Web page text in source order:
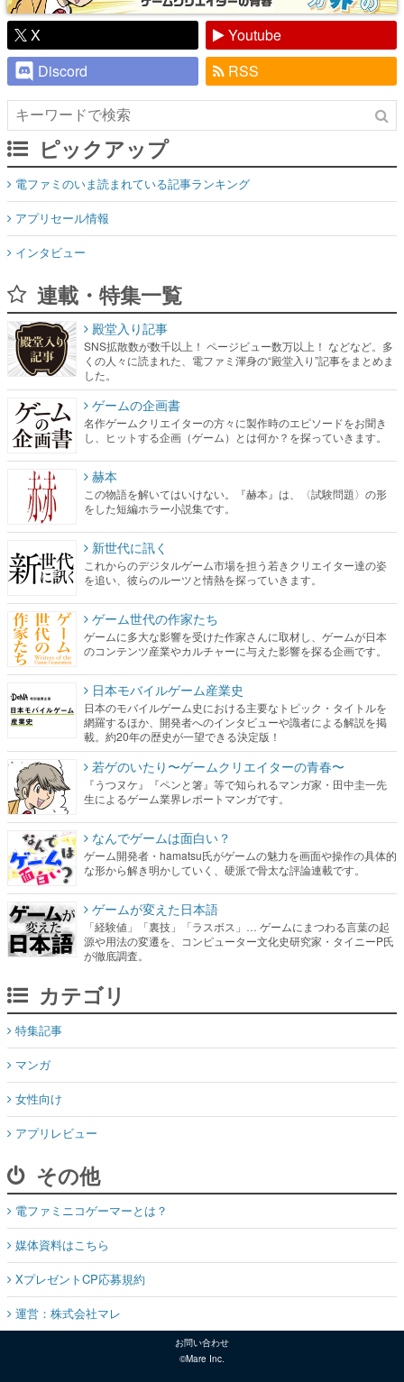
X
Youtube
Discord
RSS
ピックアップ
電ファミのいま読まれている記事ランキング
アプリセール情報
インタビュー
連載・特集一覧
殿堂入り記事
SNS拡散数が数千以上！ ページビュー数万以上！ などなど。多
くの人々に読まれた、電ファミ渾身の“殿堂入り”記事をまとめま
した。
ゲームの企画書
名作ゲームクリエイターの方々に製作時のエピソードをお聞き
し、ヒットする企画（ゲーム）とは何か？を探っていきます。
赫本
この物語を解いてはいけない。『赫本』は、〈試験問題〉の形
をした短編ホラー小説集です。
新世代に訊く
これからのデジタルゲーム市場を担う若きクリエイター達の姿
を追い、彼らのルーツと情熱を探っていきます。
ゲーム世代の作家たち
ゲームに多大な影響を受けた作家さんに取材し、ゲームが日本
のコンテンツ産業やカルチャーに与えた影響を探る企画です。
日本モバイルゲーム産業史
日本のモバイルゲーム史における主要なトピック・タイトルを
網羅するほか、開発者へのインタビューや識者による解説を掲
載。約20年の歴史が一望できる決定版！
若ゲのいたり〜ゲームクリエイターの青春〜
『うつヌケ』『ペンと箸』等で知られるマンガ家・田中圭一先
生によるゲーム業界レポートマンガです。
なんでゲームは面白い？
ゲーム開発者・hamatsu氏がゲームの魅力を画面や操作の具体的
な形から解き明かしていく、硬派で骨太な評論連載です。
ゲームが変えた日本語
「経験値」「裏技」「ラスボス」… ゲームにまつわる言葉の起
源や用法の変遷を、コンピューター文化史研究家・タイニーP氏
が徹底調査。
カテゴリ
特集記事
マンガ
女性向け
アプリレビュー
その他
電ファミニコゲーマーとは？
媒体資料はこちら
XプレゼントCP応募規約
運営：株式会社マレ
お問い合わせ
©Mare Inc.